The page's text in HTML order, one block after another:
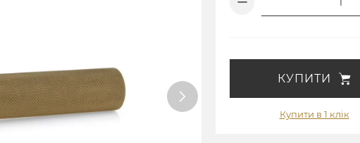
КУПИТИ
Купити в 1 клік